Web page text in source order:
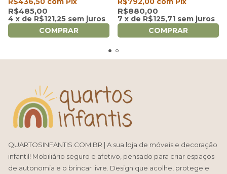
R$485,00
4 x de R$121,25 sem juros
COMPRAR
R$880,00
7 x de R$125,71 sem juros
COMPRAR
QUARTOSINFANTIS.COM.BR | A sua loja de móveis e decoração
infantil! Mobiliário seguro e afetivo, pensado para criar espaços
de autonomia e o brincar livre. Design que acolhe, protege e